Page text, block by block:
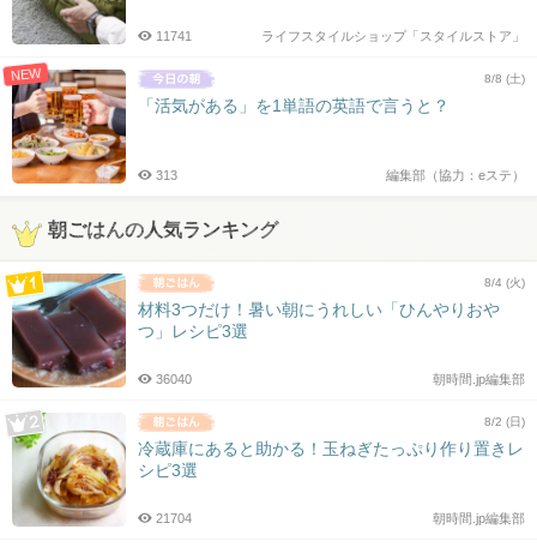
ライフスタイルショップ「スタイルストア」
11741
NEW 8/8 (土)
「活気がある」を1単語の英語で言うと？
編集部（協力：eステ）
313
朝ごはんの人気ランキング
8/4 (火)
材料3つだけ！暑い朝にうれしい「ひんやりおや
つ」レシピ3選
朝時間.jp編集部
36040
8/2 (日)
冷蔵庫にあると助かる！玉ねぎたっぷり作り置きレ
シピ3選
朝時間.jp編集部
21704